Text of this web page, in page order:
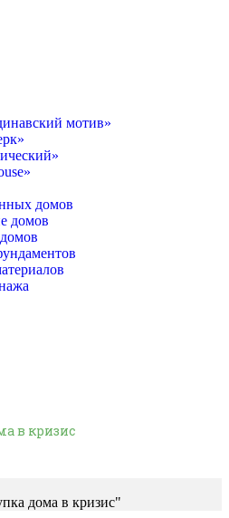
мотив»
домов
домов
в кризис
дома в кризис"